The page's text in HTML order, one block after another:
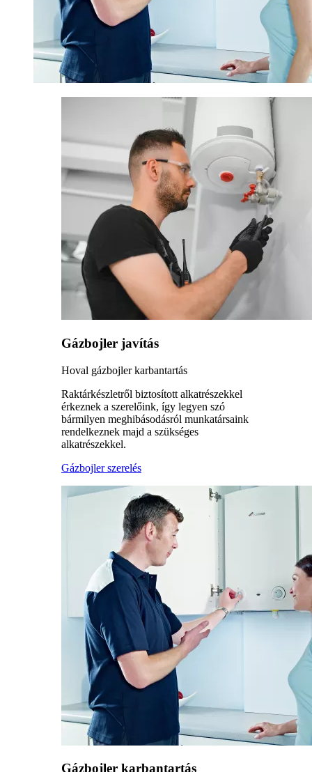
Gázbojler javítás
Hoval gázbojler karbantartás
Raktárkészletről biztosított alkatrészekkel
érkeznek a szerelőink, így legyen szó
bármilyen meghibásodásról munkatársaink
rendelkeznek majd a szükséges
alkatrészekkel.
Gázbojler szerelés
Gázbojler karbantartás